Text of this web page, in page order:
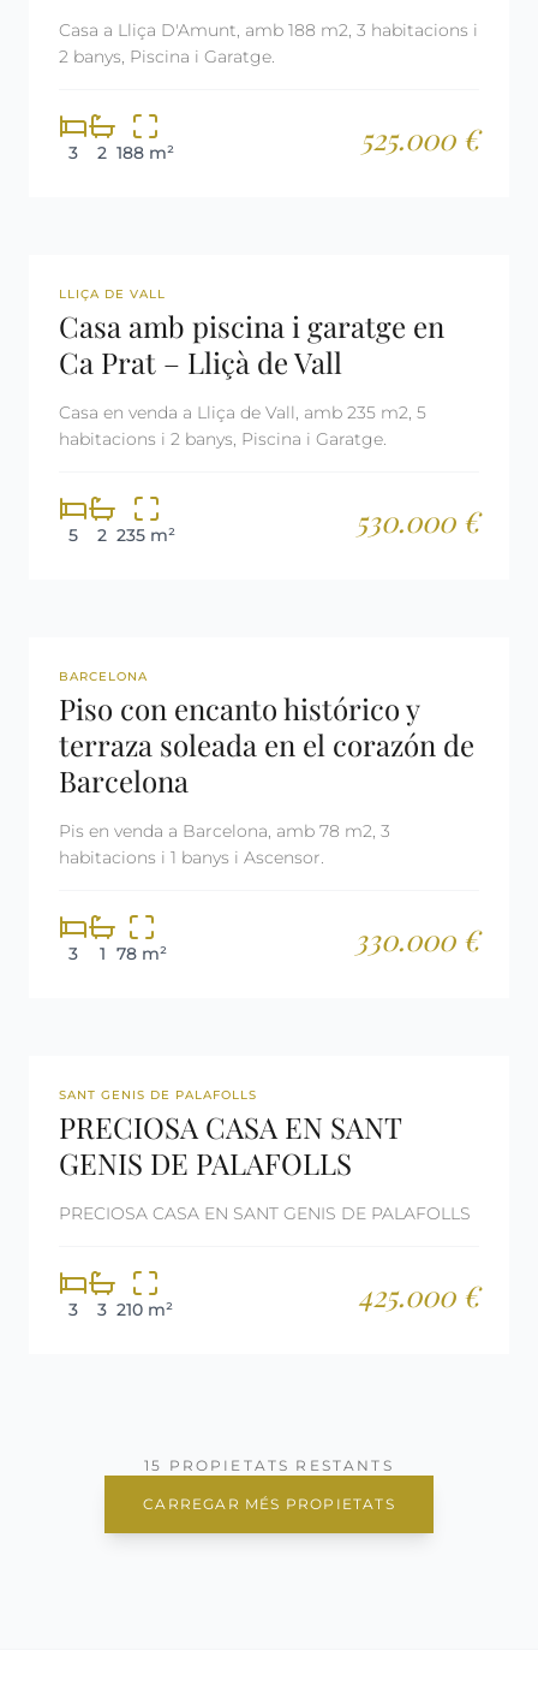
Casa a Lliça D'Amunt, amb 188 m2, 3 habitacions i
2 banys, Piscina i Garatge.
3 2 188 m² 525.000 €
REF: 2900
LLIÇA DE VALL
Casa amb piscina i garatge en
Ca Prat – Lliçà de Vall
Casa en venda a Lliça de Vall, amb 235 m2, 5
habitacions i 2 banys, Piscina i Garatge.
5 2 235 m² 530.000 €
REF: 2555
BARCELONA
Piso con encanto histórico y
terraza soleada en el corazón de
Barcelona
Pis en venda a Barcelona, amb 78 m2, 3
habitacions i 1 banys i Ascensor.
3 1 78 m² 330.000 €
REF: 2811
SANT GENIS DE PALAFOLLS
PRECIOSA CASA EN SANT
GENIS DE PALAFOLLS
PRECIOSA CASA EN SANT GENIS DE PALAFOLLS
3 3 210 m² 425.000 €
15 PROPIETATS RESTANTS
CARREGAR MÉS PROPIETATS